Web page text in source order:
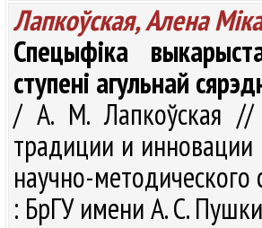
Лапкоўская, Алена
Спецыфiка
ступені агульнай
/ А. М. Лапкоўская //
традиции и инновации
научно-методического
: БрГУ имени А. С.